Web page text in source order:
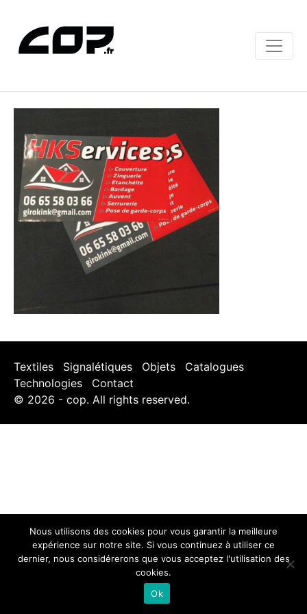
Textiles Signalétiques Objets
Catalogues
Technologies
Contact
© 2026 - cop. All rights reserved.
Nous utilisons des cookies pour vous garantir la meilleure
expérience sur notre site. Si vous continuez à utiliser ce
dernier, nous considérerons que vous acceptez l'utilisation des
cookies.
Ok